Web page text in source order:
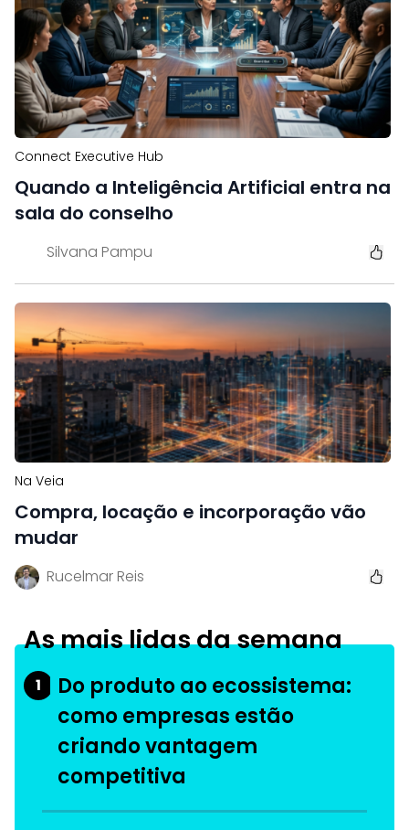
Connect Executive Hub
Quando a Inteligência Artificial entra na
sala do conselho
Silvana Pampu
Na Veia
Compra, locação e incorporação vão
mudar
Rucelmar Reis
As mais lidas da semana
1
Do produto ao ecossistema:
como empresas estão
criando vantagem
competitiva